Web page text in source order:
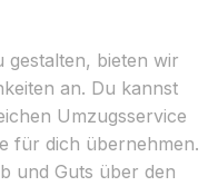
gestalten, bieten wir
an. Du kannst
Umzugsservice
für dich übernehmen.
und Guts über den